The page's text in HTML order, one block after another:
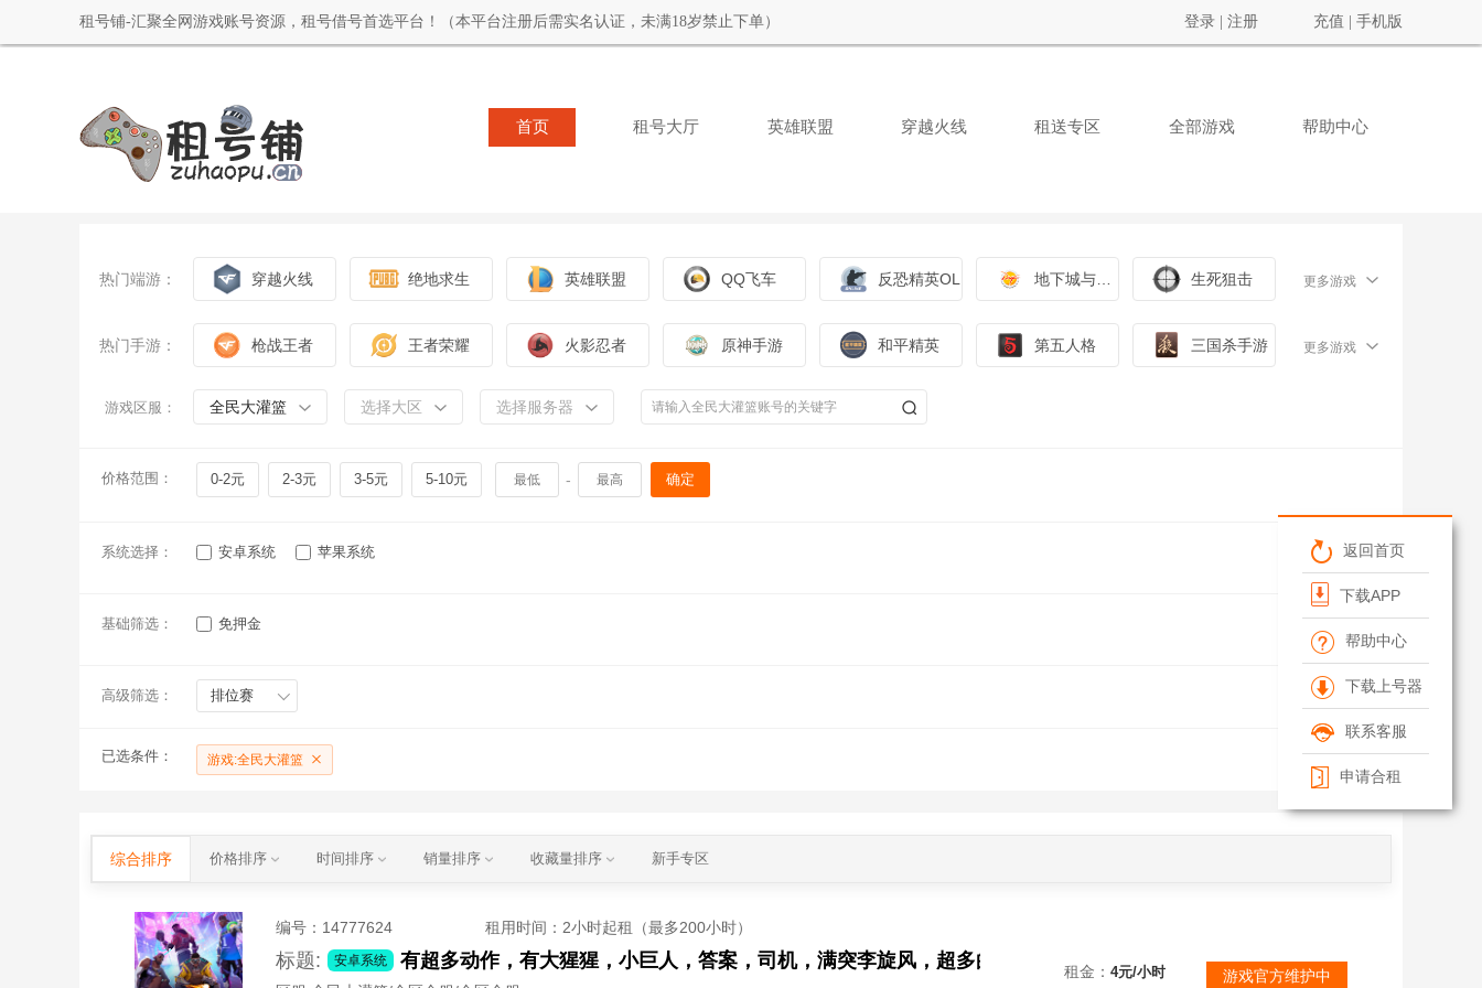
租号铺-汇聚全网游戏账号资源，租号借号首选平台！（本平台注册后需实名认证，未满18岁禁止下单） 登录 注册 充值 手机版
首页 租号大厅 英雄联盟 穿越火线 租送专区 全部游戏 帮助中心
返回首页
下载APP
帮助中心
下载上号器
联系客服
申请合租
热门端游： 穿越火线 绝地求生 英雄联盟 QQ飞车 反恐精英OL 生死狙击 更多游戏
热门手游： 枪战王者 王者荣耀 火影忍者 原神手游 和平精英 第五人格 三国杀手游 更多游戏
游戏区服： 全民大灌篮 选择大区 选择服务器
价格范围： 0-2元 2-3元 3-5元 5-10元 - 确定
系统选择： 安卓系统 苹果系统
基础筛选： 免押金
高级筛选： 排位赛
已选条件： 游戏:全民大灌篮 清空筛选条件
综合排序 价格排序 时间排序 销量排序 收藏量排序 新手专区
编号： 14777624 租用时间 ：2小时起租（最多200小时）
标题: 安卓系统 有超多动作，有大猩猩，小巨人，答案，司机，满突李旋风，超多的服饰。 租金： 4元/小时 游戏官方维护中